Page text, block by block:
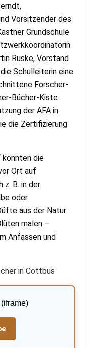
Vorsitzender des
Grundschule
Ruske, Vorstand
Schulleiterin eine
Forscher-
Bücher-Kiste
der AFA in
die Zertifizierung
konnten die
Ort auf
z. B. in der
oder
aus der Natur
malen –
Anfassen und
in Cottbus